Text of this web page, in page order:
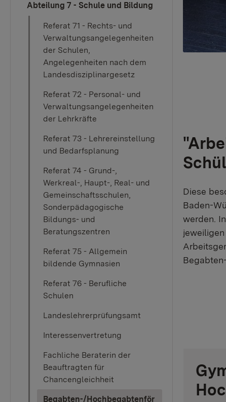
Abteilung 7 - Schule und Bildung
Referat 71 - Rechts- und
Verwaltungsangelegenheiten
der Schulen,
Angelegenheiten nach dem
Landesdisziplinargesetz
Referat 72 - Personal- und
Verwaltungsangelegenheiten
der Lehrkräfte
Referat 73 - Lehrereinstellung
und Bedarfsplanung
Referat 74 - Grund-,
Werkreal-, Haupt-, Real- und
Gemeinschaftsschulen,
Sonderpädagogische
Bildungs- und
Beratungszentren
Referat 75 - Allgemein
bildende Gymnasien
Referat 76 - Berufliche
Schulen
Landeslehrerprüfungsamt
Interessenvertretung
Fachliche Beraterin der
Beauftragten für
Chancengleichheit
Begabten-/Hochbegabtenför
Diese
Baden-
werden.